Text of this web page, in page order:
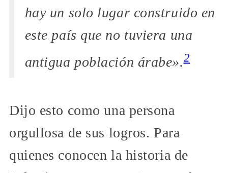
hay un solo lugar construido en
este país que no tuviera una
antigua población árabe».2
Dijo esto como una persona
orgullosa de sus logros. Para
quienes conocen la historia de